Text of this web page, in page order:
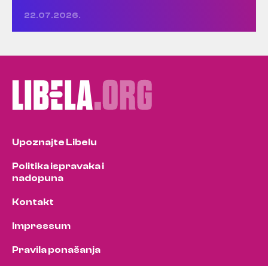
22.07.2026.
Upoznajte Libelu
Politika ispravaka i
nadopuna
Kontakt
Impressum
Pravila ponašanja